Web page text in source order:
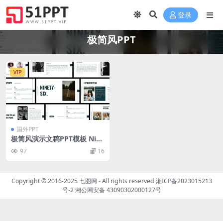
登录
极简风PPT
VIP
国外PPT
极简风演示文稿PPT模板 Nine
ty-Six PowerPoint Templat
e 97 16
Copyright © 2016-2025七图网 - All rights reserved 湘ICP备2023015213
号-2湘公网安备 43090302000127号